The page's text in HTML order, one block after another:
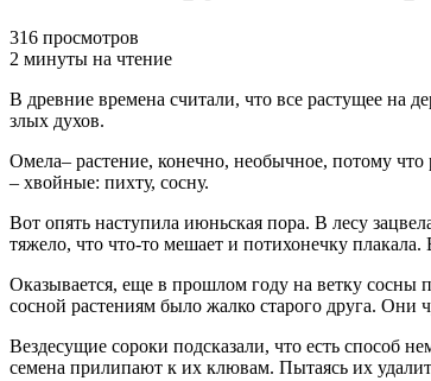
316 просмотров
2 минуты на чтение
В древние времена считали, что все растущее на
злых духов.
Омела– растение, конечно, необычное, потому
– хвойные: пихту, сосну.
Вот опять наступила июньская пора. В лесу
тяжело, что что-то мешает и потихонечку
Оказывается, еще в прошлом году на ветку сосны
сосной растениям было жалко старого друга. Они
Вездесущие сороки подсказали, что есть способ
семена прилипают к их клювам. Пытаясь их